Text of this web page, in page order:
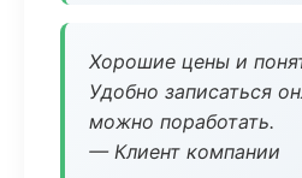
Хорошие цены и
Удобно записаться
можно поработать.
— Клиент компании